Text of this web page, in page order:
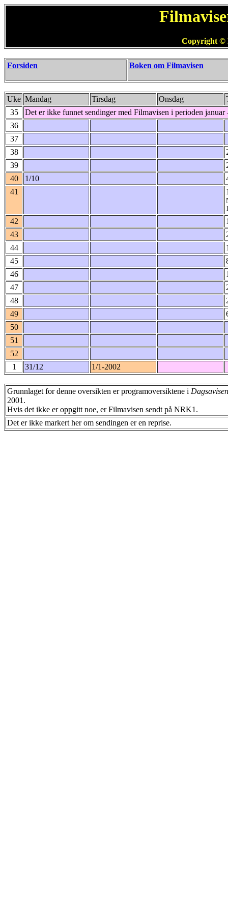
Copyright ©
Forsiden Boken om Filmavisen
Uke Mandag Tirsdag Onsdag
35
Det er ikke funnet sendinger med Filmavisen i perioden januar
36
37
38
39
40
1/10
41
42
43
44
45
46
47
48
49
50
51
52
1
31/12 1/1-2002
Grunnlaget for denne oversikten er programoversiktene i Dagsavisen
2001.
Hvis det ikke er oppgitt noe, er Filmavisen sendt på NRK1.
Det er ikke markert her om sendingen er en reprise.